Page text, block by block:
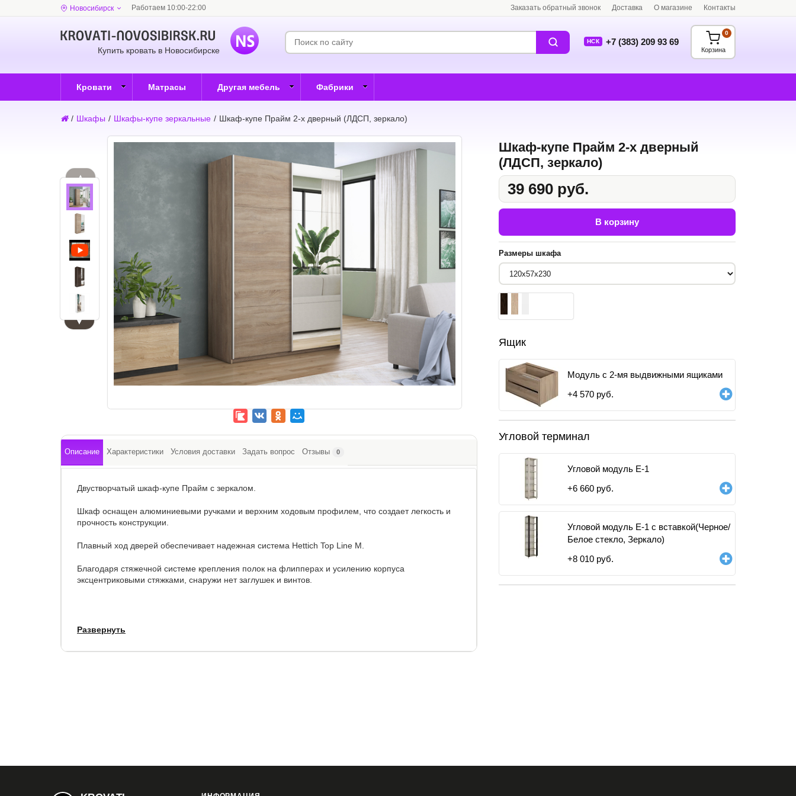
Новосибирск Работаем 10:00-22:00 Заказать обратный звонок Доставка О магазине Контакты
Купить кровать в Новосибирске
НСК +7 (383) 209 93 69
Корзина
0
Кровати Матрасы Другая мебель Фабрики
/ Шкафы / Шкафы-купе зеркальные / Шкаф-купе Прайм 2-х дверный (ЛДСП, зеркало)
▲
▼
Шкаф-купе Прайм 2-х дверный
(ЛДСП, зеркало)
39 690 руб.
В корзину
Размеры шкафа
Ящик
Модуль с 2-мя выдвижными ящиками
+4 570 руб.
Угловой терминал
Угловой модуль Е-1
+6 660 руб.
Угловой модуль Е-1 с вставкой(Черное/
Белое стекло, Зеркало)
+8 010 руб.
Описание Характеристики Условия доставки Задать вопрос Отзывы 0
Двустворчатый шкаф-купе Прайм с зеркалом.
Шкаф оснащен алюминиевыми ручками и верхним ходовым профилем, что создает легкость и
прочность конструкции.
Плавный ход дверей обеспечивает надежная система Hettich Top Line M.
Благодаря стяжечной системе крепления полок на флипперах и усилению корпуса
эксцентриковыми стяжками, снаружи нет заглушек и винтов.
Параметры:
высота - 230 см,
Фасады: ЛДСП, зеркало
Развернуть